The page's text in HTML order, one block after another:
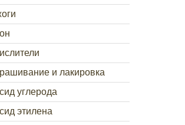
и лакировка
углерода
этилена